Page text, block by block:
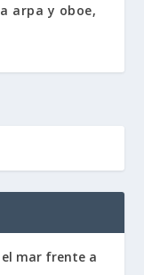
arpa y oboe,
el mar frente a